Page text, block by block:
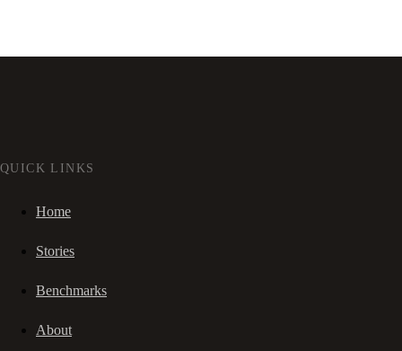
QUICK LINKS
Home
Stories
Benchmarks
About